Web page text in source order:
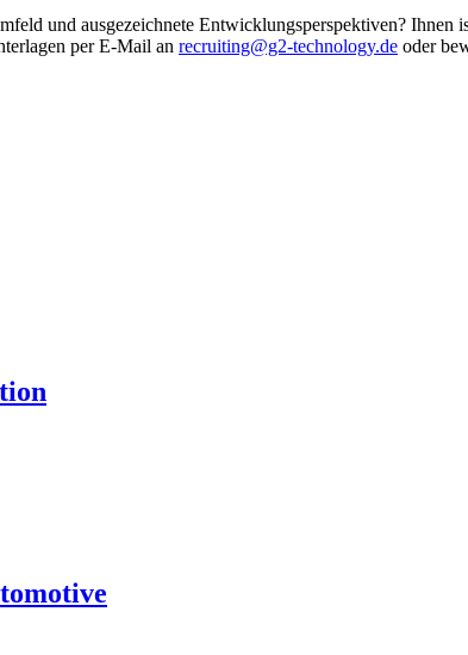
und ausgezeichnete Entwicklungsperspektiven?
per E-Mail an recruiting@g2-technology.de oder